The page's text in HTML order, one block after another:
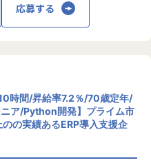
の要件定義・設計（Rub
件定義～運用／TypeScr
応募する
時間/昇給率7.2％/70歳定年/
ア/Python開発】プライム市
の実績あるERP導入支援企